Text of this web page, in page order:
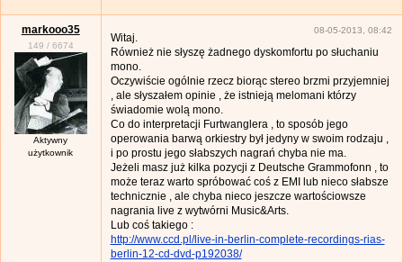
markooo35
149 / 6674
Aktywny
użytkownik
08-05-2013, 08:42
Witaj.
Również nie słyszę żadnego dyskomfortu po słuchaniu
mono.
Oczywiście ogólnie rzecz biorąc stereo brzmi przyjemniej
, ale słyszałem opinie , że istnieją melomani którzy
świadomie wolą mono.
Co do interpretacji Furtwanglera , to sposób jego
operowania barwą orkiestry był jedyny w swoim rodzaju ,
i po prostu jego słabszych nagrań chyba nie ma.
Jeżeli masz już kilka pozycji z Deutsche Grammofonn , to
może teraz warto spróbować coś z EMI lub nieco słabsze
technicznie , ale chyba nieco jeszcze wartościowsze
nagrania live z wytwórni Music&Arts.
Lub coś takiego :
http://www.ccd.pl/live-in-berlin-complete-recordings-rias-
berlin-12-cd-dvd-p192038/